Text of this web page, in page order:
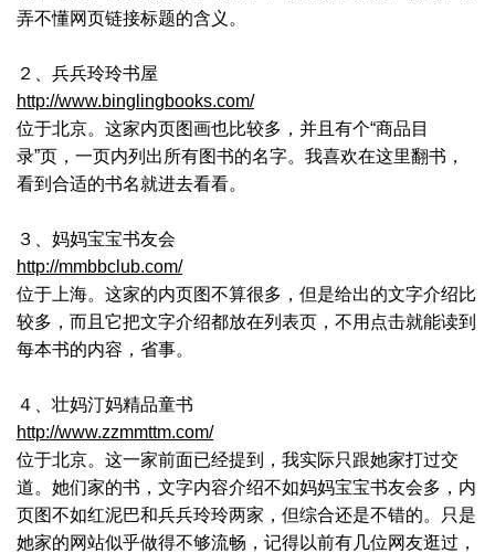
弄不懂网页链接标题的含义。
２、兵兵玲玲书屋
http://www.binglingbooks.com/
位于北京。这家内页图画也比较多，并且有个“商品目
录”页，一页内列出所有图书的名字。我喜欢在这里翻书，
看到合适的书名就进去看看。
３、妈妈宝宝书友会
http://mmbbclub.com/
位于上海。这家的内页图不算很多，但是给出的文字介绍比
较多，而且它把文字介绍都放在列表页，不用点击就能读到
每本书的内容，省事。
４、壮妈汀妈精品童书
http://www.zzmmttm.com/
位于北京。这一家前面已经提到，我实际只跟她家打过交
道。她们家的书，文字内容介绍不如妈妈宝宝书友会多，内
页图不如红泥巴和兵兵玲玲两家，但综合还是不错的。只是
她家的网站似乎做得不够流畅，记得以前有几位网友逛过，